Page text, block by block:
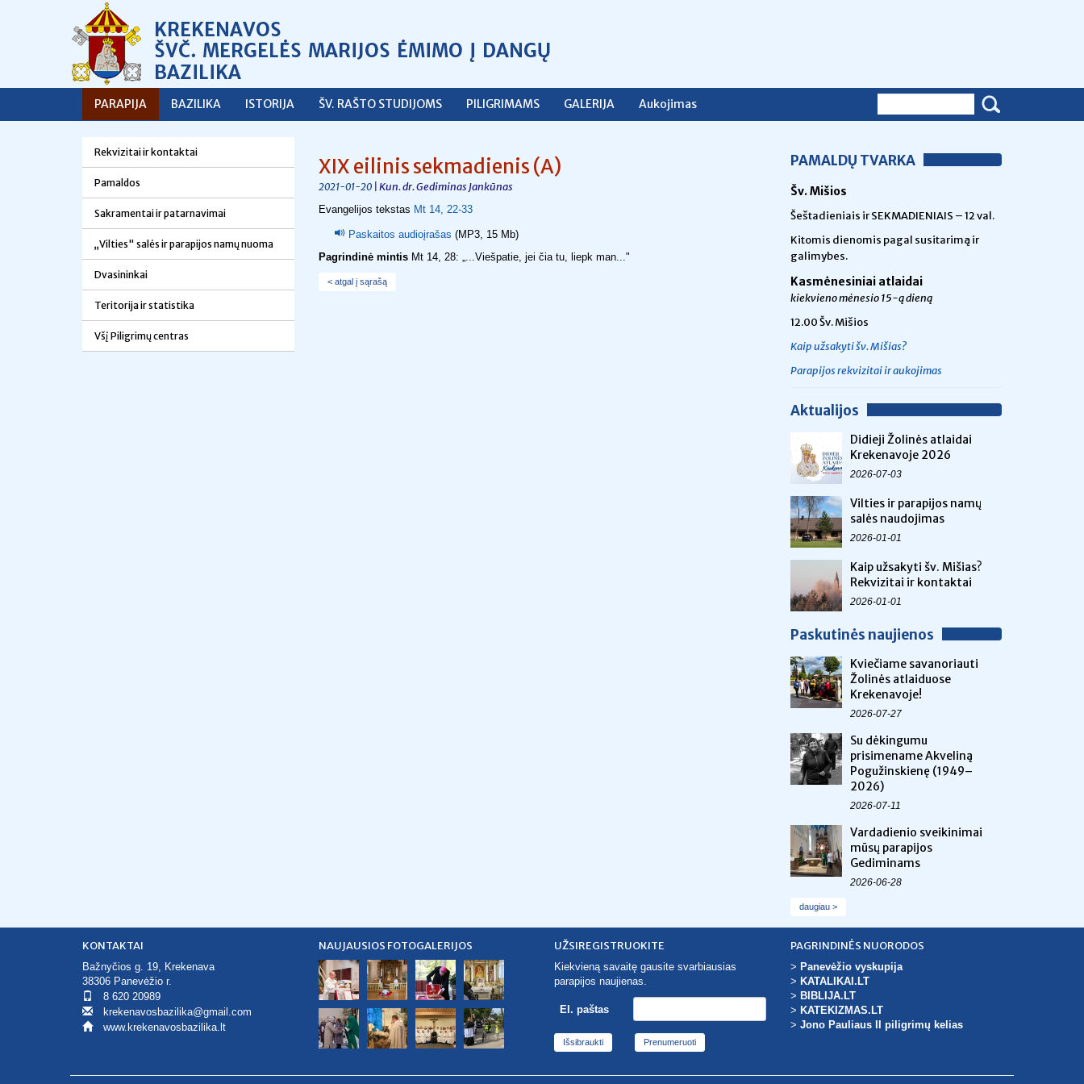
PARAPIJA BAZILIKA ISTORIJA ŠV. RAŠTO STUDIJOMS PILIGRIMAMS GALERIJA Aukojimas
Rekvizitai ir kontaktai
Pamaldos
Sakramentai ir patarnavimai
„Vilties" salės ir parapijos namų nuoma
Dvasininkai
Teritorija ir statistika
Všį Piligrimų centras
XIX eilinis sekmadienis (A)
2021-01-20| Kun. dr. Gediminas Jankūnas
Evangelijos tekstas Mt 14, 22-33
Paskaitos audioįrašas (MP3, 15 Mb)
Pagrindinė mintis Mt 14, 28: „...Viešpatie, jei čia tu, liepk man..."
< atgal į sąrašą
PAMALDŲ TVARKA
Šv. Mišios
Šeštadieniais ir SEKMADIENIAIS – 12 val.
Kitomis dienomis pagal susitarimą ir
galimybes.
Kasmėnesiniai atlaidai
kiekvieno mėnesio 15-ą dieną
12.00 Šv. Mišios
Kaip užsakyti šv. Mišias?
Parapijos rekvizitai ir aukojimas
Aktualijos
Didieji Žolinės atlaidai
Krekenavoje 2026
2026-07-03
Vilties ir parapijos namų
salės naudojimas
2026-01-01
Kaip užsakyti šv. Mišias?
Rekvizitai ir kontaktai
2026-01-01
Paskutinės naujienos
Kviečiame savanoriauti
Žolinės atlaiduose
Krekenavoje!
2026-07-27
Su dėkingumu
prisimename Akveliną
Pogužinskienę (1949–
2026)
2026-07-11
Vardadienio sveikinimai
mūsų parapijos
Gediminams
2026-06-28
daugiau >
KONTAKTAI
Bažnyčios g. 19, Krekenava
38306 Panevėžio r.
8 620 20989
krekenavosbazilika@gmail.com
www.krekenavosbazilika.lt
NAUJAUSIOS FOTOGALERIJOS UŽSIREGISTRUOKITE
Kiekvieną savaitę gausite svarbiausias
parapijos naujienas.
El. paštas
Išsibraukti
PAGRINDINĖS NUORODOS
> Panevėžio vyskupija
> KATALIKAI.LT
> BIBLIJA.LT
> KATEKIZMAS.LT
> Jono Pauliaus II piligrimų kelias